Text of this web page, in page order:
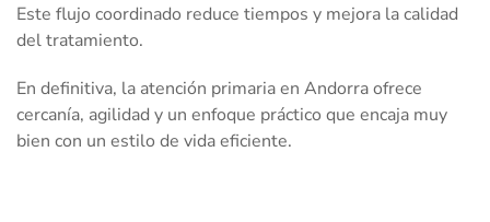
Este flujo coordinado reduce tiempos y mejora la calidad
del tratamiento.
En definitiva, la atención primaria en Andorra ofrece
cercanía, agilidad y un enfoque práctico que encaja muy
bien con un estilo de vida eficiente.